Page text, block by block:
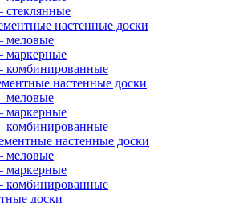
настенные доски
настенные доски
настенные доски
доски